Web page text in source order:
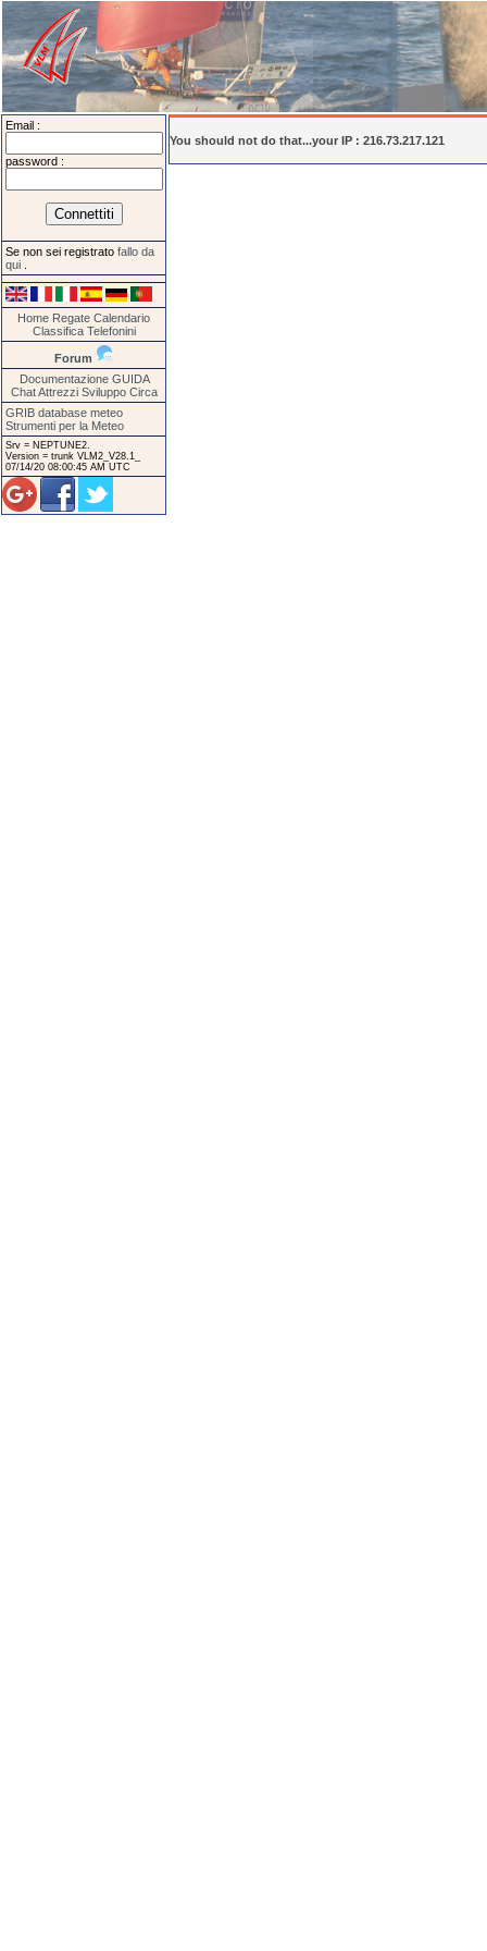
Email :
password :
Se non sei registrato fallo da
qui
Home Regate Calendario
Classifica Telefonini
Forum
Documentazione GUIDA
Chat Attrezzi Sviluppo Circa
GRIB database meteo
Strumenti per la Meteo
Srv = NEPTUNE2.
Version = trunk VLM2_V28.1_
07/14/20 08:00:45 AM UTC
You should not do that...your IP : 216.73.217.121